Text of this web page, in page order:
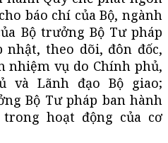
báo chí của Bộ, ngành
Bộ trưởng Bộ Tư pháp
nhật, theo dõi, đôn đốc,
nhiệm vụ do Chính phủ,
và Lãnh đạo Bộ giao;
Bộ Tư pháp ban hành
hoạt động của cơ